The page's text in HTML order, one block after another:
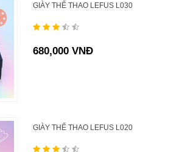
GIÀY THỂ THAO LEFUS L030
680,000 VNĐ
GIÀY THỂ THAO LEFUS L020